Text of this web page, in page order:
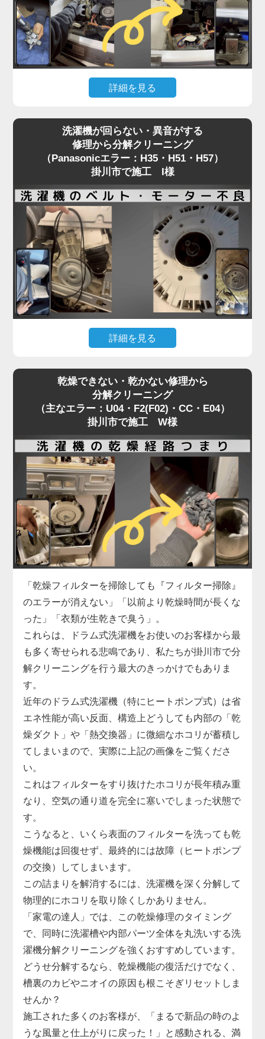
に内部を徹底洗浄する洗濯機分解クリーニングをお
すすめしています。
どうせ分解工賃がかかるなら、乾燥経路のホコリや
カビも一緒にリセット。
「トラブル前より乾燥の調子が良くなった」と喜ば
れる、一石二鳥の賢いメンテナンス方法です。
詳細を見る
たトラブルは、給水弁（水を入れる部品）の故障や
フィルター詰まりが主な原因です。
修理には洗濯機の上部パネルを開ける必要がありま
れにショックを受ける掛川市のお客様が後を絶ちま
せん。
給水弁が故障する時期は、購入から数年が経過し、
洗濯槽の裏側も汚れが溜まりきっているタイミング
と重なります。
「家電の達人」では、修理訪問の機会を活かして、
同時に洗濯機分解クリーニングを行うことを推奨し
ています。
修理で機能を直すついでに、衛生面もリセットする
ことで、気持ちの良い洗濯環境を取り戻せます。
洗濯機が回らない・異音がする
修理から分解クリーニング
（Panasonicエラー：H35・H51・H57）
掛川市で施工 I様
詳細を見る
これは主にPanasonic製洗濯機で、Vベルトが劣
化・摩耗しているサイン（H35）です。
警告を無視して使い続けると、モーターや基盤に過
展してしまいます。
ベルトが切れるほど酷使された洗濯機は、「洗濯物
の詰め込みすぎ」や「使用回数が多い」ことが多
く、その分だけ内部の汚れも深刻化しています。
部品交換で大掛かりな分解が必要になる今こそ、洗
濯機分解クリーニングの絶好の機会です。
掛川市での実績も豊富な私たちが、駆動系の修理と
合わせて蓄積したヘドロ汚れも一掃し、洗濯機の寿
命を延ばします。
乾燥できない・乾かない修理から
分解クリーニング
（主なエラー：U04・F2(F02)・CC・E04）
掛川市で施工 W様
「乾燥フィルターを掃除しても『フィルター掃除』
のエラーが消えない」「以前より乾燥時間が長くな
った」「衣類が生乾きで臭う」。
これらは、ドラム式洗濯機をお使いのお客様から最
も多く寄せられる悲鳴であり、私たちが掛川市で分
解クリーニングを行う最大のきっかけでもありま
す。
近年のドラム式洗濯機（特にヒートポンプ式）は省
エネ性能が高い反面、構造上どうしても内部の「乾
燥ダクト」や「熱交換器」に微細なホコリが蓄積し
てしまいまので、実際に上記の画像をご覧くださ
い。
これはフィルターをすり抜けたホコリが長年積み重
なり、空気の通り道を完全に塞いでしまった状態で
す。
こうなると、いくら表面のフィルターを洗っても乾
燥機能は回復せず、最終的には故障（ヒートポンプ
の交換）してしまいます。
この詰まりを解消するには、洗濯機を深く分解して
物理的にホコリを取り除くしかありません。
「家電の達人」では、この乾燥修理のタイミング
で、同時に洗濯槽や内部パーツ全体を丸洗いする洗
濯機分解クリーニングを強くおすすめしています。
どうせ分解するなら、乾燥機能の復活だけでなく、
槽裏のカビやニオイの原因も根こそぎリセットしま
せんか？
施工された多くのお客様が、「まるで新品の時のよ
うな風量と仕上がりに戻った！」と感動される、満